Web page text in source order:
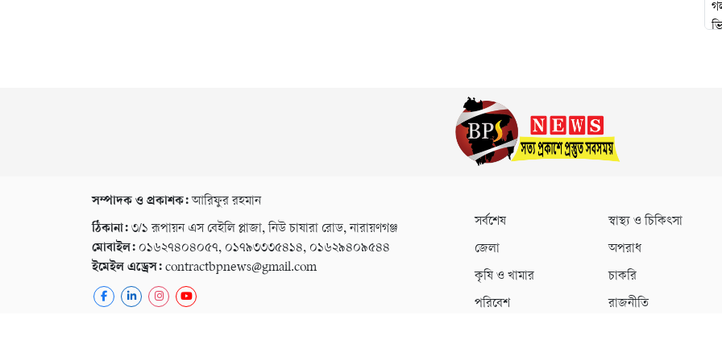
সম্পাদক ও প্রকাশক:আরিফুর রহমান
ঠিকানা: ৩/১ রূপায়ন এস বেইলি প্লাজা, নিউ চাষারা রোড, নারায়ণগঞ্জ
মোবাইল: ০১৬২৭৪০৪০৫৭, ০১৭৯৩৩৩৫৪১৪, ০১৬২৯৪০৯৫৪৪
ইমেইল এড্রেস: contractbpnews@gmail.com
সর্বশেষ স্বাস্থ্য ও চিকিৎসা
জেলা
অপরাধ
কৃষি ও খামার
চাকরি
পরিবেশ
রাজনীতি